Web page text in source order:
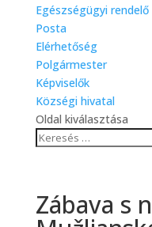
Egészségügyi rendelő
Posta
Elérhetőség
Polgármester
Képviselők
Községi hivatal
Oldal kiválasztása
Zábava s